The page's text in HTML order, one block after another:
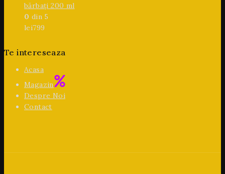
bărbați 200 ml
0 din 5
lei799
Te intereseaza
Acasa
Magazin
Despre Noi
Contact